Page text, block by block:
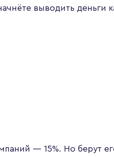
выводить деньги
— 15%. Но берут